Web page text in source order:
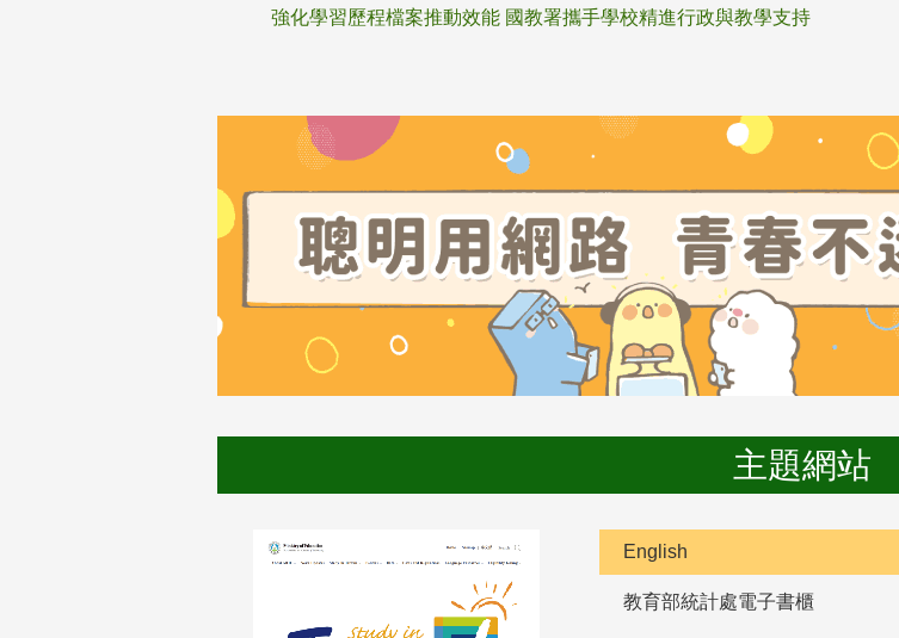
強化學習歷程檔案推動效能 國教署攜手學校精進行政與教學支持
主題網站
English
教育部統計處電子書櫃